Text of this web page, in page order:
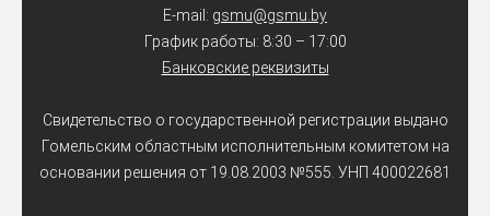
E-mail: gsmu@gsmu.by
График работы: 8:30 – 17:00
Банковские реквизиты
Свидетельство о государственной регистрации выдано
Гомельским областным исполнительным комитетом на
основании решения от 19.08.2003 №555. УНП 400022681